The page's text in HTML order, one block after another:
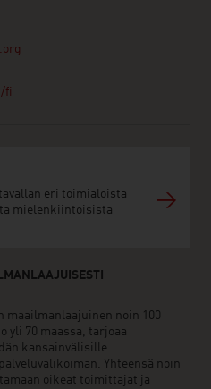
fi
eri toimialoista
mielenkiintoisista
maailmanlaajuinen noin 100
yli 70 maassa, tarjoaa
kansainvälisille
Yhteensä noin
oikeat toimittajat ja